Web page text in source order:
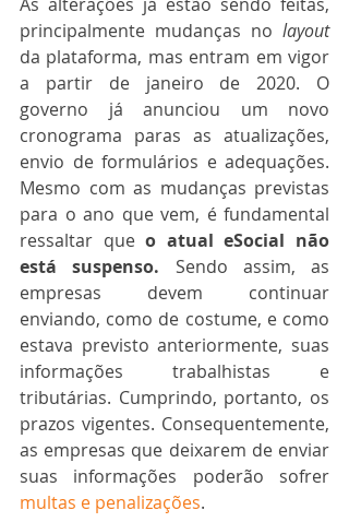
principalmente mudanças no layout
da plataforma, mas entram em vigor
a partir de janeiro de 2020. O
governo já anunciou um novo
cronograma paras as atualizações,
envio de formulários e adequações.
Mesmo com as mudanças previstas
para o ano que vem, é fundamental
ressaltar que o atual eSocial não
está suspenso. Sendo assim, as
empresas devem continuar
enviando, como de costume, e como
estava previsto anteriormente, suas
informações trabalhistas e
tributárias. Cumprindo, portanto, os
prazos vigentes. Consequentemente,
as empresas que deixarem de enviar
multas e penalizações.